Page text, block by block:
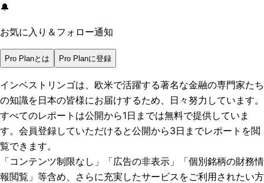
🔔
お気に入り＆フォロー通知
Pro Planとは Pro Planに登録
インベストリンゴは、欧米で活躍する著名な金融の専門家たち
の知識を日本の皆様にお届けするため、日々努力しています。
すべてのレポートは公開から1日までは無料で提供していま
す。会員登録していただけると公開から3日までレポートを閲
覧できます。
「コンテンツ制限なし」「広告の非表示」「個別銘柄の財務情
報閲覧」 等含め、さらに充実したサービスをご利用されたい方